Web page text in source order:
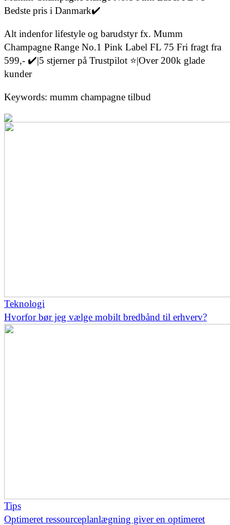
Bedste pris i Danmark✔️
Alt indenfor lifestyle og barudstyr fx. Mumm
Champagne Range No.1 Pink Label FL 75 Fri fragt fra
599,- ✔️|5 stjerner på Trustpilot ⭐|Over 200k glade
kunder
Keywords: mumm champagne tilbud
Teknologi
Hvorfor bør jeg vælge mobilt bredbånd til erhverv?
Tips
Optimeret ressourceplanlægning giver en optimeret